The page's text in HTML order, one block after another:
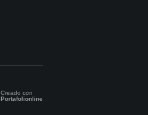
Creado con
Portafolionline